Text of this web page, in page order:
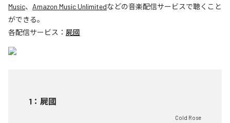
Music、 Amazon Music Unlimitedなどの音楽配信サービスで聴くこと
ができる。
各配信サービス： 屍國
1 ： 屍國
Cold Rose